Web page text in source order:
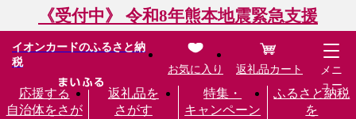
《受付中》 令和8年熊本地震緊急支援
イオンカードのふるさと納
税
応援する
自治体をさが
返礼品を
さがす
特集・
キャンペーン
ふるさと納税
を
お気に入り 返礼品カート
メニ
ュー